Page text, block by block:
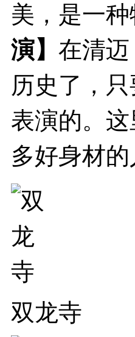
美，是一
演】 在清
历史了，
表演的。
多好身材
双龙寺